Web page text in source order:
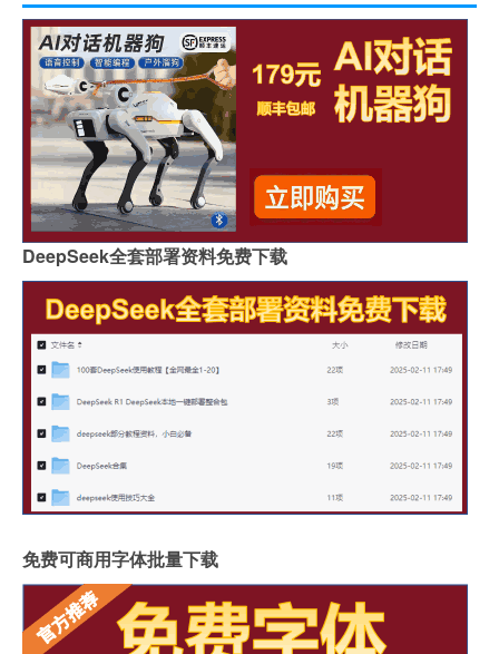
DeepSeek全套部署资料免费下载
免费可商用字体批量下载